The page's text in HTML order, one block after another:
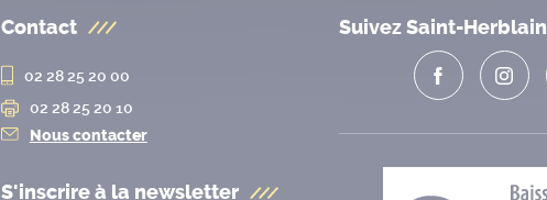
Contact
02 28 25 20 00
02 28 25 20 10
Nous contacter
S'inscrire à la newsletter
Suivez Saint-Herblain